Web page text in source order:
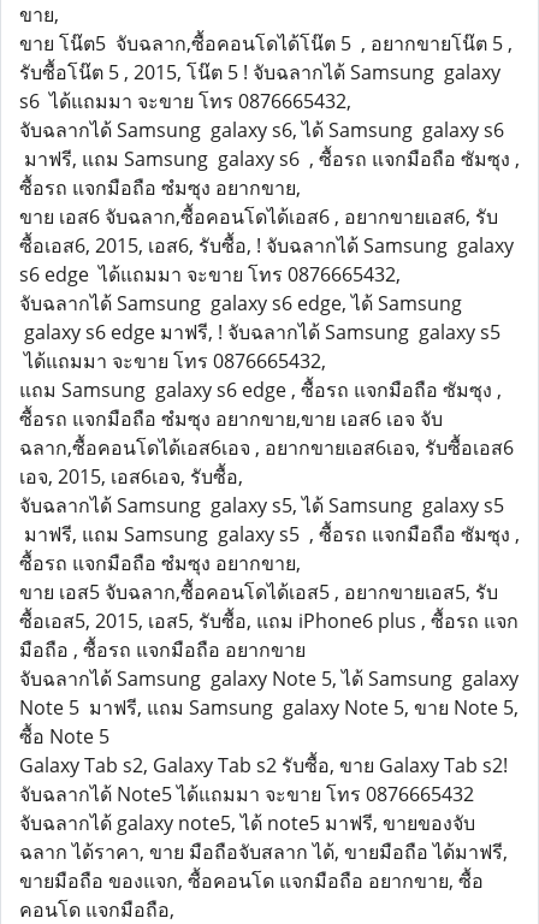
ขาย,
ขาย โน๊ต5 จับฉลาก,ซื้อคอนโดได้โน๊ต 5 , อยากขายโน๊ต 5 ,
รับซื้อโน๊ต 5 , 2015, โน๊ต 5 ! จับฉลากได้ Samsung galaxy
s6 ได้แถมมา จะขาย โทร 0876665432,
จับฉลากได้ Samsung galaxy s6, ได้ Samsung galaxy s6
มาฟรี, แถม Samsung galaxy s6 , ซื้อรถ แจกมือถือ ซัมซุง ,
ซื้อรถ แจกมือถือ ซํมซุง อยากขาย,
ขาย เอส6 จับฉลาก,ซื้อคอนโดได้เอส6 , อยากขายเอส6, รับ
ซื้อเอส6, 2015, เอส6, รับซื้อ, ! จับฉลากได้ Samsung galaxy
s6 edge ได้แถมมา จะขาย โทร 0876665432,
จับฉลากได้ Samsung galaxy s6 edge, ได้ Samsung
galaxy s6 edge มาฟรี, ! จับฉลากได้ Samsung galaxy s5
ได้แถมมา จะขาย โทร 0876665432,
แถม Samsung galaxy s6 edge , ซื้อรถ แจกมือถือ ซัมซุง ,
ซื้อรถ แจกมือถือ ซํมซุง อยากขาย,ขาย เอส6 เอจ จับ
ฉลาก,ซื้อคอนโดได้เอส6เอจ , อยากขายเอส6เอจ, รับซื้อเอส6
เอจ, 2015, เอส6เอจ, รับซื้อ,
จับฉลากได้ Samsung galaxy s5, ได้ Samsung galaxy s5
มาฟรี, แถม Samsung galaxy s5 , ซื้อรถ แจกมือถือ ซัมซุง ,
ซื้อรถ แจกมือถือ ซํมซุง อยากขาย,
ขาย เอส5 จับฉลาก,ซื้อคอนโดได้เอส5 , อยากขายเอส5, รับ
ซื้อเอส5, 2015, เอส5, รับซื้อ, แถม iPhone6 plus , ซื้อรถ แจก
มือถือ , ซื้อรถ แจกมือถือ อยากขาย
จับฉลากได้ Samsung galaxy Note 5, ได้ Samsung galaxy
Note 5 มาฟรี, แถม Samsung galaxy Note 5, ขาย Note 5,
ซื้อ Note 5
Galaxy Tab s2, Galaxy Tab s2 รับซื้อ, ขาย Galaxy Tab s2!
จับฉลากได้ Note5 ได้แถมมา จะขาย โทร 0876665432
จับฉลากได้ galaxy note5, ได้ note5 มาฟรี, ขายของจับ
ฉลาก ได้ราคา, ขาย มือถือจับสลาก ได้, ขายมือถือ ได้มาฟรี,
ขายมือถือ ของแจก, ซื้อคอนโด แจกมือถือ อยากขาย, ซื้อ
คอนโด แจกมือถือ,